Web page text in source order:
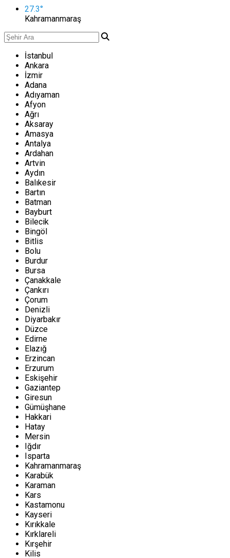
27.3°
Kahramanmaraş
İstanbul
Ankara
İzmir
Adana
Adıyaman
Afyon
Ağrı
Aksaray
Amasya
Antalya
Ardahan
Artvin
Aydın
Balıkesir
Bartın
Batman
Bayburt
Bilecik
Bingöl
Bitlis
Bolu
Burdur
Bursa
Çanakkale
Çankırı
Çorum
Denizli
Diyarbakır
Düzce
Edirne
Elazığ
Erzincan
Erzurum
Eskişehir
Gaziantep
Giresun
Gümüşhane
Hakkari
Hatay
Mersin
Iğdır
Isparta
Kahramanmaraş
Karabük
Karaman
Kars
Kastamonu
Kayseri
Kırıkkale
Kırklareli
Kırşehir
Kilis